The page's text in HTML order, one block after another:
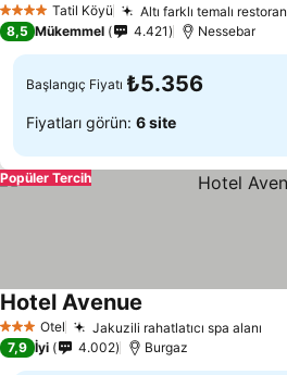
4 Yıldız Tatil Köyü Altı farklı temalı restoran
8,5 Mükemmel 4.421 Nessebar
Başlangıç Fiyatı ₺5.356
Fiyatları görün: 6 site
Popüler Tercih
3 YıldızOtel Jakuzili rahatlatıcı spa alanı
Hotel Avenue
7,9 İyi 4.002 Burgaz